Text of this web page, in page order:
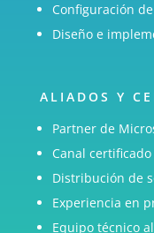
Configuración
Diseño e
ALIADOS Y
Partner de
Canal
Distribución de
Experiencia en
Equipo técnico
PREGUNTAS
¿Qué servicios de